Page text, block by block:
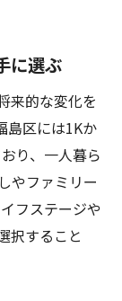
に選ぶ
来的な変化を
島区には1Kか
り、一人暮ら
やファミリー
フステージや
択すること